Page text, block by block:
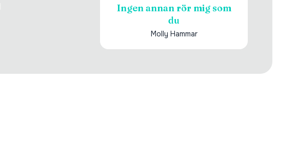
Ingen annan rör mig som
du
Molly Hammar